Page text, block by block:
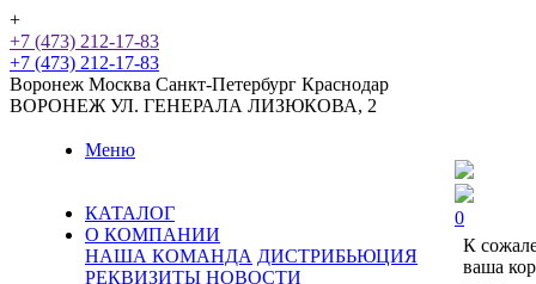
+
+7 (473) 212-17-83
+7 (473) 212-17-83
Воронеж Москва Санкт-Петербург Краснодар
ВОРОНЕЖ УЛ. ГЕНЕРАЛА ЛИЗЮКОВА, 2
Меню
КАТАЛОГ
О КОМПАНИИ
НАША КОМАНДА ДИСТРИБЬЮЦИЯ
РЕКВИЗИТЫ НОВОСТИ
0
К
ваша